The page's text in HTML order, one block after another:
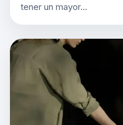
tener un mayor…